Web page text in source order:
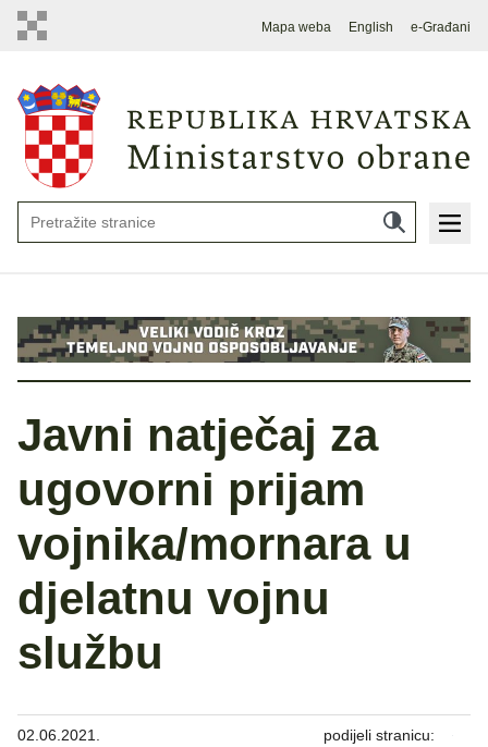
Mapa weba English e-Građani
Javni natječaj za
ugovorni prijam
vojnika/mornara u
djelatnu vojnu
službu
02.06.2021. podijeli stranicu: